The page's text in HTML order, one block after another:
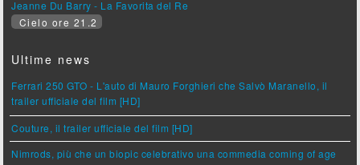
Jeanne Du Barry - La Favorita del Re
Cielo ore 21.2
Ultime news
Ferrari 250 GTO - L'auto di Mauro Forghieri che Salvò Maranello, il
trailer ufficiale del film [HD]
Couture, il trailer ufficiale del film [HD]
Nimrods, più che un biopic celebrativo una commedia coming of age